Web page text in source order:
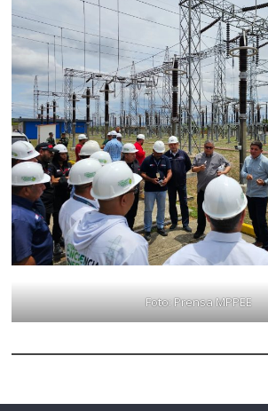
Foto: Prensa MPPEE